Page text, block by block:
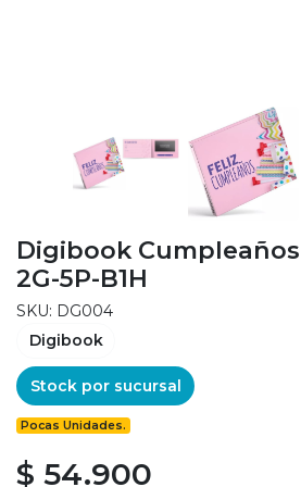
Digibook
2G-5P-B1H
SKU: DG004
Digibook
Stock por sucursal
Pocas Unidades.
$ 54.900